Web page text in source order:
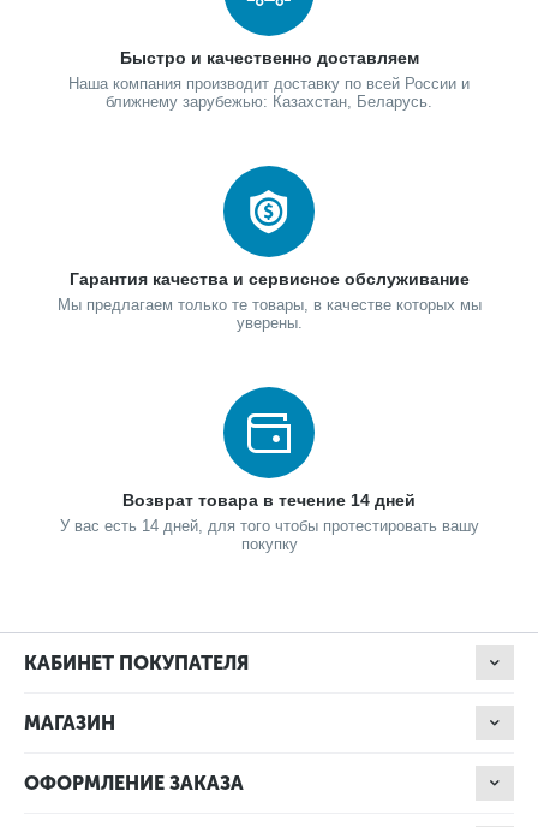
Быстро и качественно доставляем
Наша компания производит доставку по всей России и
ближнему зарубежью: Казахстан, Беларусь.
Гарантия качества и сервисное обслуживание
Мы предлагаем только те товары, в качестве которых мы
уверены.
Возврат товара в течение 14 дней
У вас есть 14 дней, для того чтобы протестировать вашу
покупку
КАБИНЕТ ПОКУПАТЕЛЯ
МАГАЗИН
ОФОРМЛЕНИЕ ЗАКАЗА